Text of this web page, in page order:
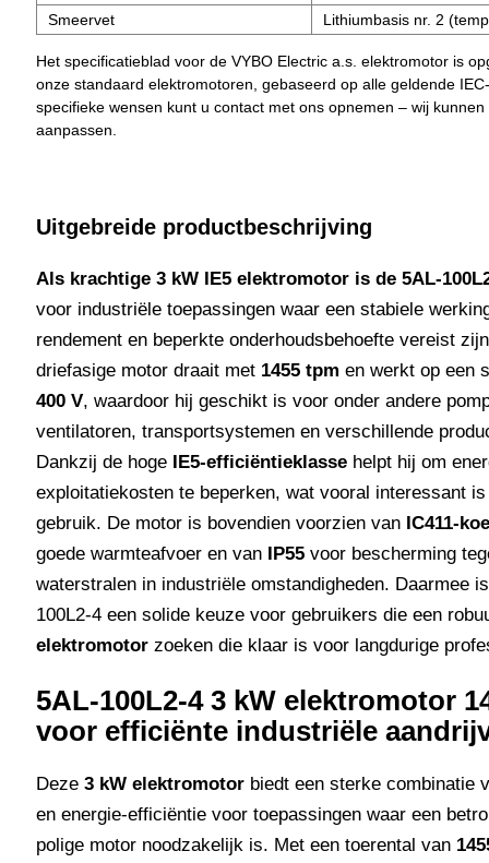
Smeervet Lithiumbasis nr. 2
Het specificatieblad voor de VYBO Electric a.s. elektromotor is
onze standaard elektromotoren, gebaseerd op alle geldende
specifieke wensen kunt u contact met ons opnemen – wij
aanpassen.
Uitgebreide productbeschrijving
Als krachtige 3 kW IE5 elektromotor is de 5AL-
voor industriële toepassingen waar een stabiele
rendement en beperkte onderhoudsbehoefte vereist
driefasige motor draait met 1455 tpm en werkt op een
400 V, waardoor hij geschikt is voor onder andere
ventilatoren, transportsystemen en verschillende
Dankzij de hoge
IE5-efficiëntieklasse helpt hij om
exploitatiekosten te beperken, wat vooral interessant
gebruik. De motor is bovendien voorzien van IC411-
goede warmteafvoer en van
IP55 voor bescherming
waterstralen in industriële omstandigheden. Daarmee
100L2-4 een solide keuze voor gebruikers die een
elektromotor zoeken die klaar is voor langdurige
5AL-100L2-4 3 kW elektromotor
voor efficiënte industriële
Deze 3 kW elektromotor biedt een sterke combinatie
en energie-efficiëntie voor toepassingen waar een
polige motor noodzakelijk is. Met een toerental van